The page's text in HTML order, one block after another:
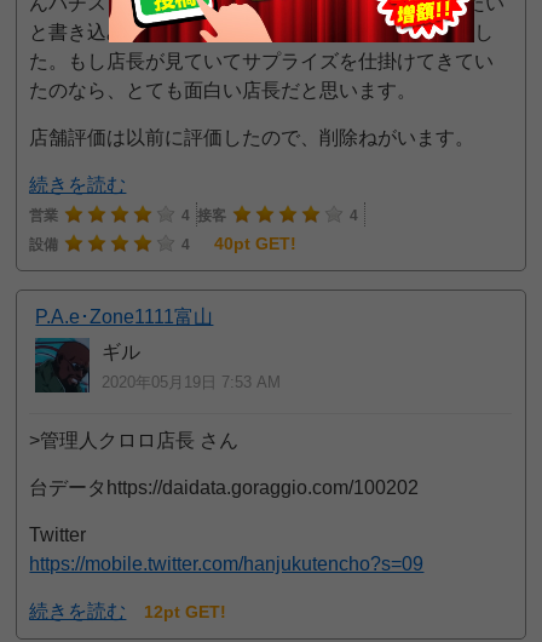
と書き込みがありましたが、その忍魂が凄い出てまし
た。もし店長が見ていてサプライズを仕掛けてきてい
たのなら、とても面白い店長だと思います。
店舗評価は以前に評価したので、削除ねがいます。
続きを読む
営業 4 接客
4
設備
4 40pt GET!
P.A.e･Zone1111富山
ギル
2020年05月19日 7:53 AM
>管理人クロロ店長 さん
台データhttps://daidata.goraggio.com/100202
Twitter
https://mobile.twitter.com/hanjukutencho?s=09
続きを読む 12pt GET!